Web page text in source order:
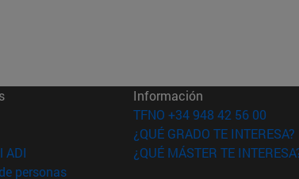
(abre en nueva ventana)
en nueva ventana)
ADI (abre en nueva ventana)
personas(abre en nueva ventana)
Información
TFNO +34 948 42 56 00
¿QUÉ GRADO TE INTERESA?
¿QUÉ MÁSTER TE